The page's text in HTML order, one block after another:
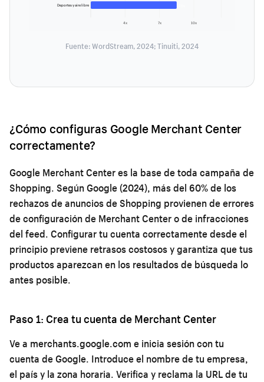
Deportes y aire libre
4x 7x 10x
Fuente: WordStream, 2024; Tinuiti, 2024
¿Cómo configuras Google Merchant Center
correctamente?
Google Merchant Center es la base de toda campaña de
Shopping. Según Google (2024), más del 60% de los
rechazos de anuncios de Shopping provienen de errores
de configuración de Merchant Center o de infracciones
del feed. Configurar tu cuenta correctamente desde el
principio previene retrasos costosos y garantiza que tus
productos aparezcan en los resultados de búsqueda lo
antes posible.
Paso 1: Crea tu cuenta de Merchant Center
Ve a merchants.google.com e inicia sesión con tu
cuenta de Google. Introduce el nombre de tu empresa,
el país y la zona horaria. Verifica y reclama la URL de tu